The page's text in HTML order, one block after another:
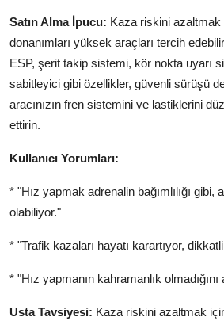
Satın Alma İpucu: Kaza riskini azaltmak
donanımları yüksek araçları tercih
ESP, şerit takip sistemi, kör nokta uyarı
sabitleyici gibi özellikler, güvenli sürüşü
aracınızın fren sistemini ve lastiklerini
ettirin.
Kullanıcı Yorumları:
* "Hız yapmak adrenalin bağımlılığı gibi,
olabiliyor."
* "Trafik kazaları hayatı karartıyor,
* "Hız yapmanın kahramanlık
Usta Tavsiyesi: Kaza riskini azaltmak